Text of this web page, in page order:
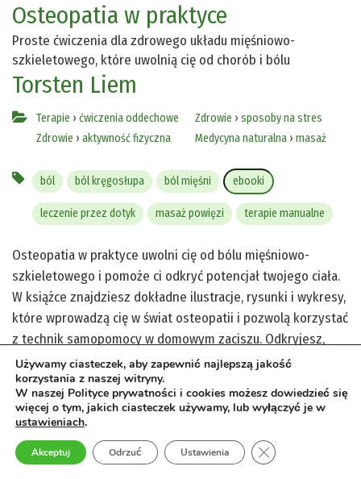
Osteopatia w praktyce
Proste ćwiczenia dla zdrowego układu mięśniowo-
szkieletowego, które uwolnią cię od chorób i bólu
Torsten Liem
Terapie › ćwiczenia oddechowe
Zdrowie › aktywność fizyczna
Zdrowie › sposoby na stres
Medycyna naturalna › masaż
ból ból kręgosłupa ból mięśni ebooki
leczenie przez dotyk masaż powięzi terapie manualne
Osteopatia w praktyce uwolni cię od bólu mięśniowo-
szkieletowego i pomoże ci odkryć potencjał twojego ciała.
W książce znajdziesz dokładne ilustracje, rysunki i wykresy,
które wprowadzą cię w świat osteopatii i pozwolą korzystać
z technik samopomocy w domowym zaciszu. Odkryjesz,
czym jest aktywność fizyczna, medycyna naturalna, masaż,
terapie manualne i ćwiczenia oddechowe, które skutecznie
pomagają przy bólach kręgosłupa, napięciach mięśniowych i
stresie. Przekonasz się, jak leczenie przez dotyk i masaż
powięzi mogą przynieść ulgę i przywrócić harmonię
twojemu ciału. Sięgnij po tę książkę i odkryj skuteczne
Używamy ciasteczek, aby zapewnić najlepszą jakość
korzystania z naszej witryny.
W naszej Polityce prywatności i cookies możesz dowiedzieć się
więcej o tym, jakich ciasteczek używamy, lub wyłączyć je w
ustawieniach.
Akceptuj Odrzuć Ustawienia Zamknij panel